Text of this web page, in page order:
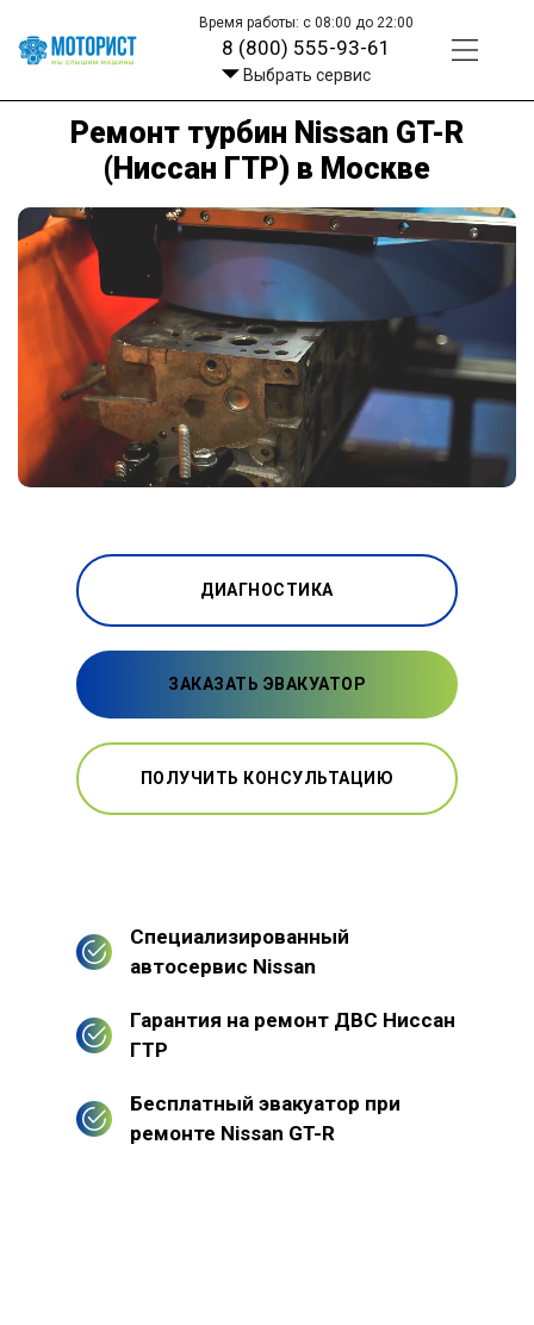
Время работы: с 08:00 до 22:00
8 (800) 555-93-61
Выбрать сервис
Ремонт турбин Nissan GT-R
(Ниссан ГТР) в Москве
ДИАГНОСТИКА
ЗАКАЗАТЬ ЭВАКУАТОР
ПОЛУЧИТЬ КОНСУЛЬТАЦИЮ
Специализированный
автосервис Nissan
Гарантия на ремонт ДВС Ниссан
ГТР
Бесплатный эвакуатор при
ремонте Nissan GT-R